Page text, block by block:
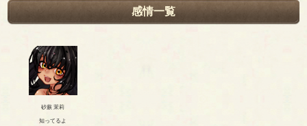
感情一覧
砂蕨 茉莉
知ってるよ